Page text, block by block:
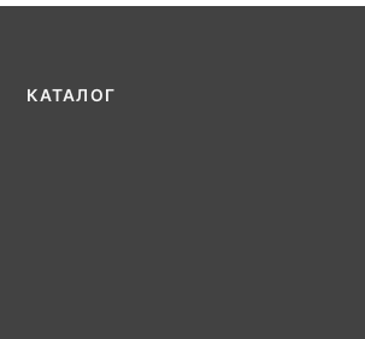
КАТАЛОГ